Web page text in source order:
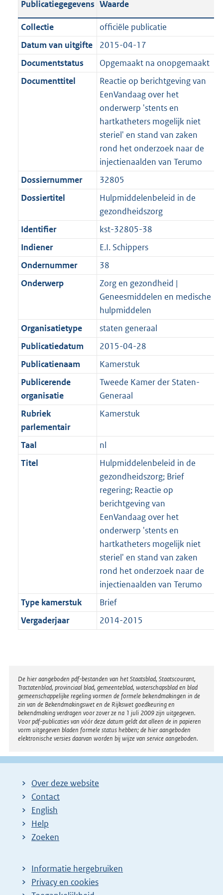
i
e
i
n
f
4
K
b
t
i
e
i
n
:
K
b
a
t
i
e
i
t
e
8
K
b
c
a
t
i
e
a
t
t
:
4
K
a
n
d
s
g
r
o
o
t
t
e
:
2
b
a
n
d
s
g
o
o
t
t
e
:
K
b
Publicatiegegevens Waarde
Collectie
officiële publicatie
Datum van uitgifte
2015-04-17
Documentstatus
Opgemaakt na onopgemaakt
Documenttitel
Reactie op berichtgeving van
EenVandaag over het
onderwerp 'stents en
hartkatheters mogelijk niet
steriel' en stand van zaken
rond het onderzoek naar de
injectienaalden van Terumo
Dossiernummer
32805
Dossiertitel
Hulpmiddelenbeleid in de
gezondheidszorg
Identifier
kst-32805-38
Indiener
E.I. Schippers
Ondernummer
38
Onderwerp
Zorg en gezondheid |
Geneesmiddelen en medische
hulpmiddelen
Organisatietype
staten generaal
Publicatiedatum
2015-04-28
Publicatienaam
Kamerstuk
Publicerende
organisatie
Tweede Kamer der Staten-
Generaal
Rubriek
parlementair
Kamerstuk
Taal
nl
Titel
Hulpmiddelenbeleid in de
gezondheidszorg; Brief
regering; Reactie op
berichtgeving van
EenVandaag over het
onderwerp 'stents en
hartkatheters mogelijk niet
steriel' en stand van zaken
rond het onderzoek naar de
injectienaalden van Terumo
Type kamerstuk
Brief
Vergaderjaar
2014-2015
Disclaimer
De hier aangeboden pdf-bestanden van het Staatsblad, Staatscourant,
Tractatenblad, provinciaal blad, gemeenteblad, waterschapsblad en blad
gemeenschappelijke regeling vormen de formele bekendmakingen in de
zin van de Bekendmakingswet en de Rijkswet goedkeuring en
bekendmaking verdragen voor zover ze na 1 juli 2009 zijn uitgegeven.
Voor pdf-publicaties van vóór deze datum geldt dat alleen de in papieren
vorm uitgegeven bladen formele status hebben; de hier aangeboden
elektronische versies daarvan worden bij wijze van service aangeboden.
Over deze website
Contact
English
Help
Zoeken
Informatie hergebruiken
Privacy en cookies